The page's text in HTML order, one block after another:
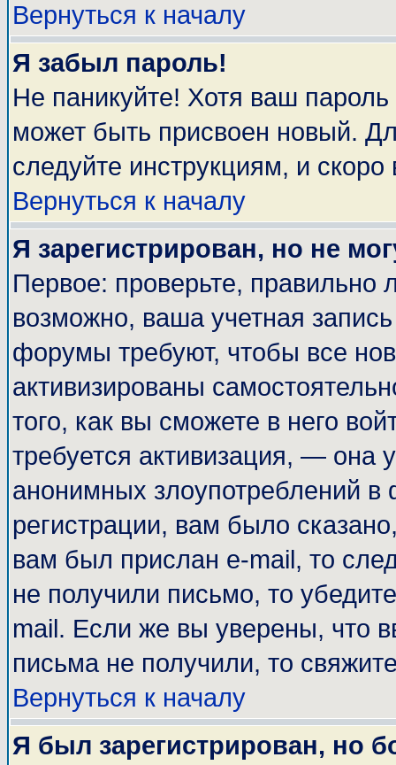
Вернуться к началу
Я забыл пароль!
Не паникуйте! Хотя ваш
может быть присвоен новый.
следуйте инструкциям, и
Вернуться к началу
Я зарегистрирован, но не
Первое: проверьте, правильно
возможно, ваша учетная
форумы требуют, чтобы все
активизированы
того, как вы сможете в него
требуется активизация, — она
анонимных злоупотреблений
регистрации, вам было
вам был прислан e-mail, то
не получили письмо, то
mail. Если же вы уверены, что
письма не получили, то
Вернуться к началу
Я был зарегистрирован, но